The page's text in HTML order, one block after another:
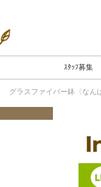
ｽﾀｯﾌ募集
グラスファイバー鉢〈なん